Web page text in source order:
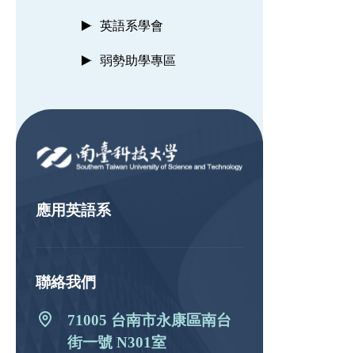
英語系學會
弱勢助學專區
應用英語系
聯絡我們
71005 台南市永康區南台
街一號 N301室